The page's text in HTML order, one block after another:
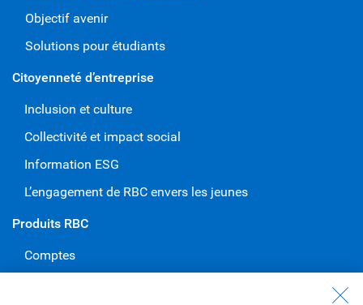
Produits RBC
Comptes
Citoyenneté d’entreprise
Inclusion et culture
Collectivité et impact social
Information ESG
L’engagement de RBC envers les jeunes
Objectif avenir
Solutions pour étudiants